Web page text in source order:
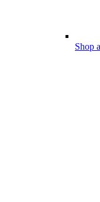
Shop